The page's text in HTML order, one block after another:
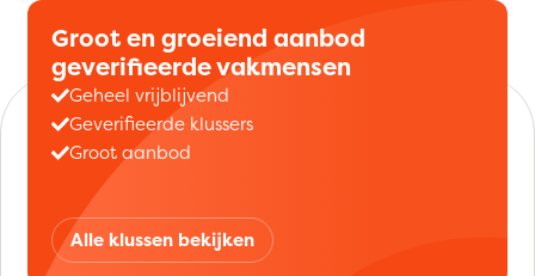
Groot en groeiend aanbod
geverifieerde vakmensen
Geheel vrijblijvend
Geverifieerde klussers
Groot aanbod
Alle klussen bekijken